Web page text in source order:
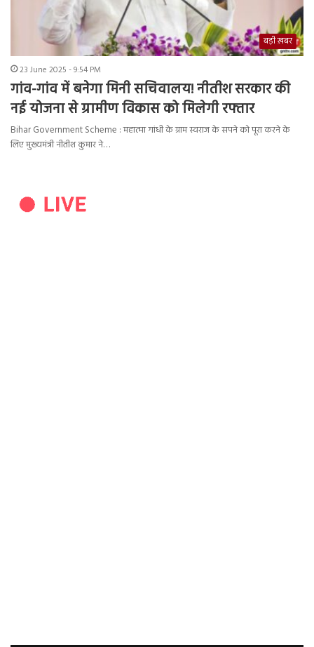
बड़ी ख़बर
23 June 2025 - 9:54 PM
गांव-गांव में बनेगा मिनी सचिवालय! नीतीश सरकार की
नई योजना से ग्रामीण विकास को मिलेगी रफ्तार
Bihar Government Scheme : महात्मा गांधी के ग्राम स्वराज के सपने को पूरा करने के
लिए मुख्यमंत्री नीतीश कुमार ने…